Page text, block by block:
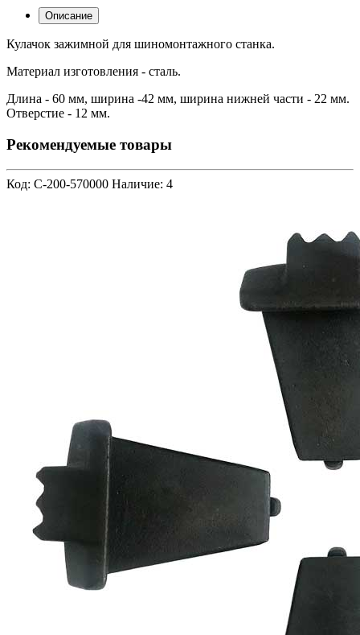
Описание
Кулачок зажимной для шиномонтажного станка.
Материал изготовления - сталь.
Длина - 60 мм, ширина -42 мм, ширина нижней части - 22 мм.
Отверстие - 12 мм.
Рекомендуемые товары
Код: C-200-570000 Наличие: 4